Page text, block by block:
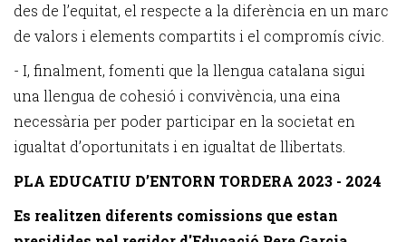
des de l’equitat, el respecte a la diferència en un marc
de valors i elements compartits i el compromís cívic.
- I, finalment, fomenti que la llengua catalana sigui
una llengua de cohesió i convivència, una eina
necessària per poder participar en la societat en
igualtat d’oportunitats i en igualtat de llibertats.
PLA EDUCATIU D’ENTORN TORDERA 2023 - 2024
Es realitzen diferents comissions que estan